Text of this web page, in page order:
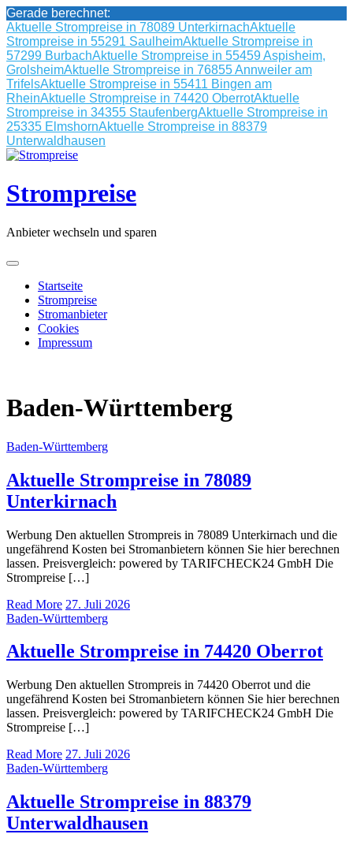
Gerade berechnet:
Aktuelle Strompreise in 78089 UnterkirnachAktuelle
Strompreise in 55291 SaulheimAktuelle Strompreise in
57299 BurbachAktuelle Strompreise in 55459 Aspisheim,
GrolsheimAktuelle Strompreise in 76855 Annweiler am
TrifelsAktuelle Strompreise in 55411 Bingen am
RheinAktuelle Strompreise in 74420 OberrotAktuelle
Strompreise in 34355 StaufenbergAktuelle Strompreise in
25335 ElmshornAktuelle Strompreise in 88379
Unterwaldhausen
Skip
content
Strompreise
Anbieter wechseln und sparen
Startseite
Strompreise
Stromanbieter
Cookies
Impressum
Baden-Württemberg
Baden-Württemberg
Aktuelle Strompreise in 78089
Unterkirnach
Werbung Den aktuellen Strompreis in 78089 Unterkirnach und die
ungefährend Kosten bei Stromanbietern können Sie hier berechnen
lassen. Preisvergleich: powered by TARIFCHECK24 GmbH Die
Strompreise […]
Read More 27. Juli 2026
Baden-Württemberg
Aktuelle Strompreise in 74420 Oberrot
Werbung Den aktuellen Strompreis in 74420 Oberrot und die
ungefährend Kosten bei Stromanbietern können Sie hier berechnen
lassen. Preisvergleich: powered by TARIFCHECK24 GmbH Die
Strompreise […]
Read More 27. Juli 2026
Baden-Württemberg
Aktuelle Strompreise in 88379
Unterwaldhausen